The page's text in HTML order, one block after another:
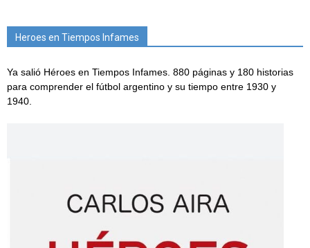
Heroes en Tiempos Infames
Ya salió Héroes en Tiempos Infames. 880 páginas y 180 historias
para comprender el fútbol argentino y su tiempo entre 1930 y
1940.